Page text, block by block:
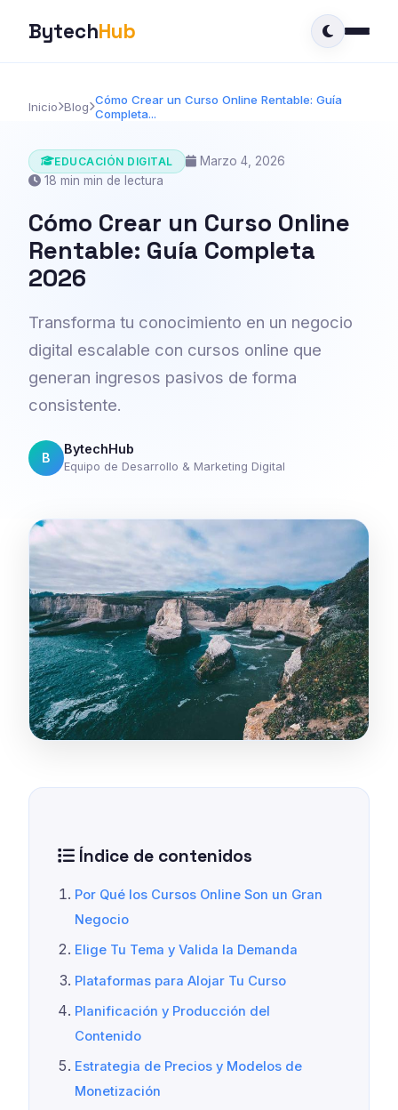
BytechHub
Inicio Blog Cómo Crear un Curso Online Rentable: Guía
Completa...
EDUCACIÓN DIGITAL
Marzo 4, 2026
18 min min de lectura
Cómo Crear un Curso Online
Rentable: Guía Completa
2026
Transforma tu conocimiento en un negocio
digital escalable con cursos online que
generan ingresos pasivos de forma
consistente.
B
BytechHub
Equipo de Desarrollo & Marketing Digital
Índice de contenidos
Por Qué los Cursos Online Son un Gran
Negocio
Elige Tu Tema y Valida la Demanda
Plataformas para Alojar Tu Curso
Planificación y Producción del
Contenido
Estrategia de Precios y Modelos de
Monetización